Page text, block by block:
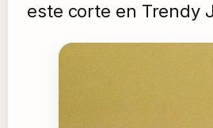
este corte en Trendy